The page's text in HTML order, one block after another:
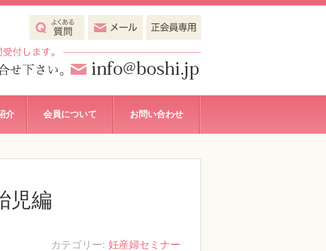
介 会員について お問い合わせ
児編
カテゴリー 妊産婦セミナー